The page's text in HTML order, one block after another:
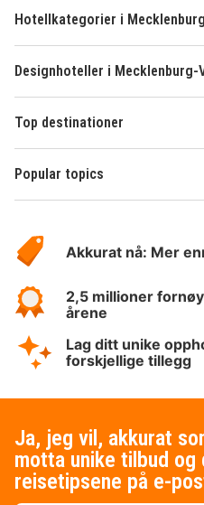
Hotellkategorier i
Designhoteller i Mecklenburg-
Top destinationer
Popular topics
Hotelspecials
Akkurat nå: Mer
2,5 millioner
årene
Lag ditt unike
forskjellige tillegg
Ja, jeg vil, akkurat
motta unike tilbud og
reisetipsene på e-